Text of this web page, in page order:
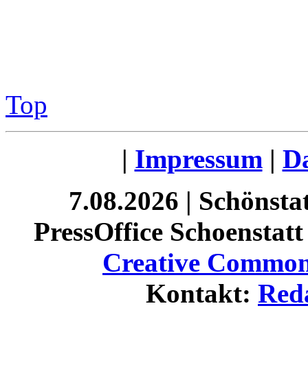
Top
| Impressum|
7.08.2026 |
PressOffice
Creative
Kontakt: